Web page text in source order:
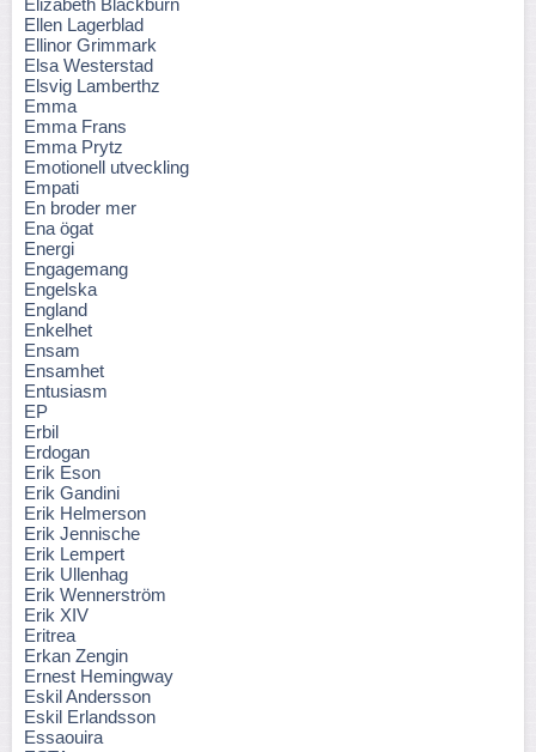
Elizabeth Blackburn
Ellen Lagerblad
Ellinor Grimmark
Elsa Westerstad
Elsvig Lamberthz
Emma
Emma Frans
Emma Prytz
Emotionell utveckling
Empati
En broder mer
Ena ögat
Energi
Engagemang
Engelska
England
Enkelhet
Ensam
Ensamhet
Entusiasm
EP
Erbil
Erdogan
Erik Eson
Erik Gandini
Erik Helmerson
Erik Jennische
Erik Lempert
Erik Ullenhag
Erik Wennerström
Erik XIV
Eritrea
Erkan Zengin
Ernest Hemingway
Eskil Andersson
Eskil Erlandsson
Essaouira